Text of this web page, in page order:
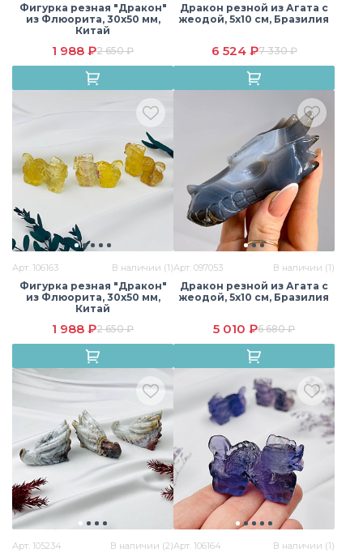
Фигурка резная "Дракон"
из Флюорита, 30х50 мм,
Китай
1 988 ₽2 650 ₽
Дракон резной из Агата с
жеодой, 5х10 см, Бразилия
6 524 ₽7 330 ₽
Арт. 106163 В наличии (1)
Фигурка резная "Дракон"
из Флюорита, 30х50 мм,
Китай
1 988 ₽2 650 ₽
Арт. 097053 В наличии (1)
Дракон резной из Агата с
жеодой, 5х10 см, Бразилия
5 010 ₽6 680 ₽
Арт. 105234 В наличии (2)Арт. 106164 В наличии (1)